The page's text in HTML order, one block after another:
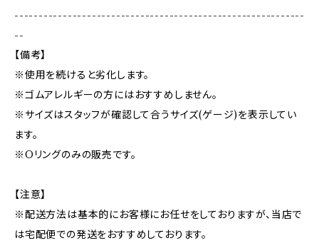
------------------------------------------------------------
--
【備考】
※使用を続けると劣化します。
※ゴムアレルギーの方にはおすすめしません。
※サイズはスタッフが確認して合うサイズ(ゲージ)を表示してい
ます。
※Oリングのみの販売です。
【注意】
※配送方法は基本的にお客様にお任せをしておりますが、当店で
は宅配便での発送をおすすめしております。